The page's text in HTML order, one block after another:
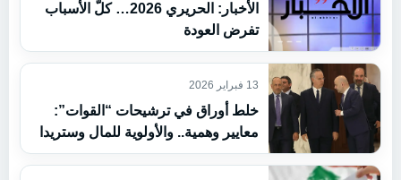
الأخبار: الحريري 2026… كلّ الأسباب
تفرض العودة
13 فبراير 2026
خلط أوراق في ترشيحات “القوات”:
معايير وهمية.. والأولوية للمال وستريدا